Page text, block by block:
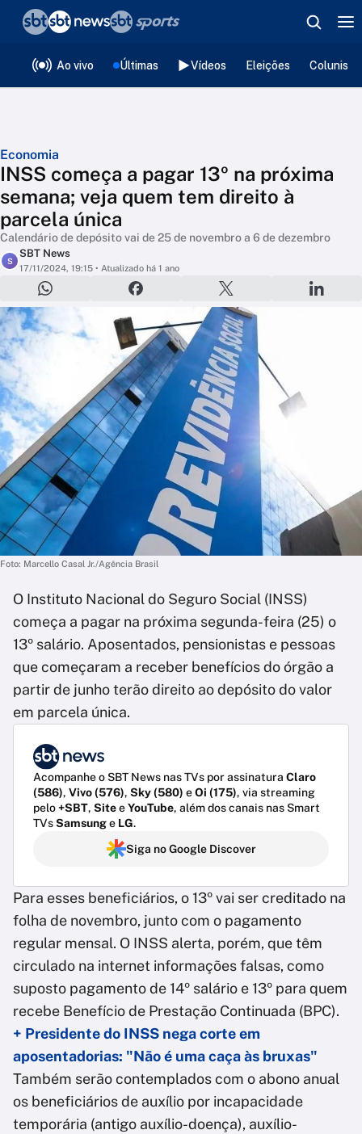
Ao vivo Últimas Vídeos Eleições
Economia
INSS começa a pagar 13º na próxima
semana; veja quem tem direito à
parcela única
Calendário de depósito vai de 25 de novembro a 6 de dezembro
S
SBT News
17/11/2024, 19:15 • Atualizado há 1 ano
Foto: Marcello Casal Jr./Agência Brasil
O Instituto Nacional do Seguro Social (INSS)
começa a pagar na próxima segunda-feira (25) o
13º salário. Aposentados, pensionistas e pessoas
que começaram a receber benefícios do órgão a
partir de junho terão direito ao depósito do valor
em parcela única.
Acompanhe o SBT News nas TVs por assinatura Claro
(586), Vivo (576), Sky (580) eOi (175), via streaming
pelo+SBT, SiteeYouTube, além dos canais nas Smart
TVsSamsunge LG.
Siga no Google Discover
Para esses beneficiários, o 13º vai ser creditado na
folha de novembro, junto com o pagamento
regular mensal. O INSS alerta, porém, que têm
circulado na internet informações falsas, como
suposto pagamento de 14º salário e 13º para quem
recebe Benefício de Prestação Continuada (BPC).
+ Presidente do INSS nega corte em
aposentadorias: "Não é uma caça às bruxas"
Também serão contemplados com o abono anual
os beneficiários de auxílio por incapacidade
temporária (antigo auxílio-doença), auxílio-
❮voltar
Editorias